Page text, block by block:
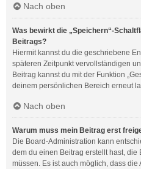
Nach oben
Was bewirkt die „Speichern“-
Beitrags?
Hiermit kannst du die geschriebene
späteren Zeitpunkt vervollständigen
Beitrag kannst du mit der Funktion
deinem persönlichen Bereich erneut
Nach oben
Warum muss mein Beitrag erst
Die Board-Administration kann
dem du einen Beitrag erstellt hast, die
müssen. Es ist auch möglich, dass